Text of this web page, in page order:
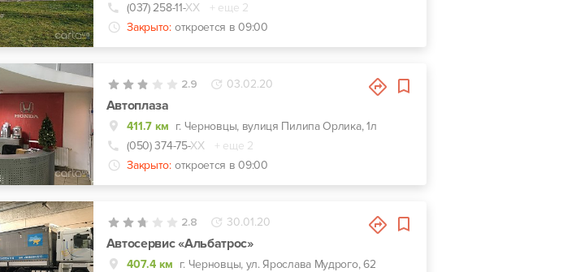
(037) 258-11-ХХ
+ еще 2
Закрыто: откроется в 09:00
2.9 03.02.20
Автоплаза
411.7 км г. Черновцы, вулиця Пилипа Орлика, 1л
(050) 374-75-ХХ
+ еще 2
Закрыто: откроется в 09:00
2.8 30.01.20
Автосервис «Альбатрос»
407.4 км г. Черновцы, ул. Ярослава Мудрого, 62